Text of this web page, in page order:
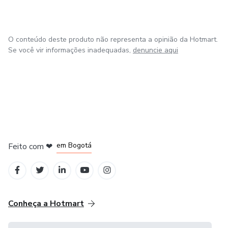
O conteúdo deste produto não representa a opinião da Hotmart.
Se você vir informações inadequadas, denuncie aqui
Feito com ❤ em Bogotá
Conheça a Hotmart